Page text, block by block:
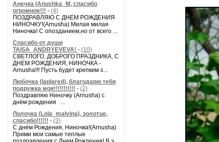
Анечка (Anushka_M, спасибо
огромное!!! - (4)
ПОЗДРАВЛЯЮ С ДНЕМ РОЖДЕНИЯ
НИНОЧКУ!(Arnusha) Милая милая
Ниночка! С опозданием,но от всего ...
Спасибо от души
TAISA_ANDRYEVEVA! - (10)
СВЕТЛОГО, ДОБРОГО ПРАЗДНИКА, С
ДНЕМ РОЖДЕНИЯ, НИНОЧКА -
Arnusha!!! Пусть будет крепким з...
Любочка (laplared), благодарю тебя
подружка моя!!!!!!!!!!! - (2)
Поздравляю Ниночку (Arnusha) с
днём рождения ...
Лолочка (Lola_malvina), золотце,
спасибо!!!!!! - (3)
С днём Рождения, Ниночка!(Аrnusha)
Прими мои самые теплые